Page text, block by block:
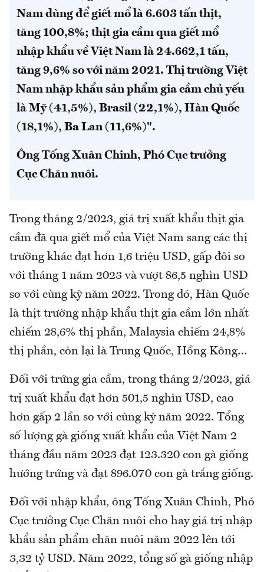
Nam dùng để giết mổ là 6.603 tấn thịt,
tăng 100,8%; thịt gia cầm qua giết mổ
nhập khẩu về Việt Nam là 24.662,1 tấn,
tăng 9,6% so với năm 2021. Thị trường Việt
Nam nhập khẩu sản phẩm gia cầm chủ yếu
là Mỹ (41,5%), Brasil (22,1%), Hàn Quốc
(18,1%), Ba Lan (11,6%)".
Ông Tống Xuân Chinh, Phó Cục trưởng
Cục Chăn nuôi.
Trong tháng 2/2023, giá trị xuất khẩu thịt gia
cầm đã qua giết mổ của Việt Nam sang các thị
trường khác đạt hơn 1,6 triệu USD, gấp đôi so
với tháng 1 năm 2023 và vượt 86,5 nghìn USD
so với cùng kỳ năm 2022. Trong đó, Hàn Quốc
là thịt trường nhập khẩu thịt gia cầm lớn nhất
chiếm 28,6% thị phần, Malaysia chiếm 24,8%
thị phần, còn lại là Trung Quốc, Hồng Kông…
Đối với trứng gia cầm, trong tháng 2/2023, giá
trị xuất khẩu đạt hơn 501,5 nghìn USD, cao
hơn gấp 2 lần so với cùng kỳ năm 2022. Tổng
số lượng gà giống xuất khẩu của Việt Nam 2
tháng đầu năm 2023 đạt 123.320 con gà giống
hướng trứng và đạt 896.070 con gà trắng giống.
Đối với nhập khẩu, ông Tống Xuân Chinh, Phó
Cục trưởng Cục Chăn nuôi cho hay giá trị nhập
khẩu sản phẩm chăn nuôi năm 2022 lên tới
3,32 tỷ USD. Năm 2022, tổng số gà giống nhập